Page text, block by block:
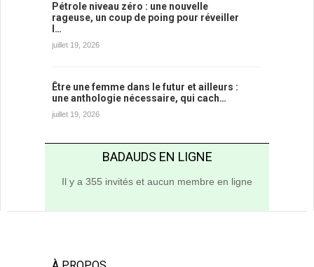
Pétrole niveau zéro : une nouvelle
rageuse, un coup de poing pour réveiller
l…
juillet 19, 2026
Être une femme dans le futur et ailleurs :
une anthologie nécessaire, qui cach…
juillet 19, 2026
BADAUDS EN LIGNE
Il y a 355 invités et aucun membre en ligne